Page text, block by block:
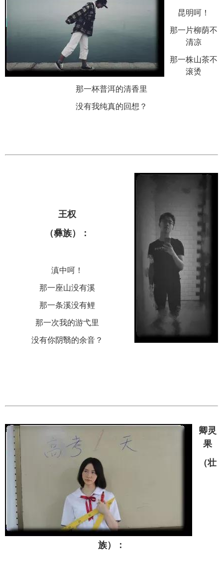
昆明呵！
那一片柳荫不
清凉
那一株山茶不
滚烫
那一杯普洱的清香里
没有我纯真的回想？
王权
（彝族）：
滇中呵！
那一座山没有溪
那一条溪没有鲤
那一次我的游弋里
没有你阴翳的余音？
卿灵
果
（壮
族）：